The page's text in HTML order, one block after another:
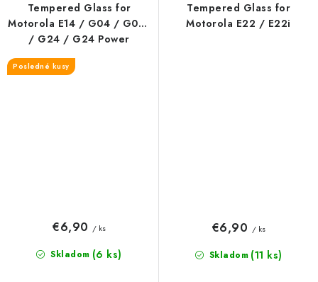
Tempered Glass for
Motorola E14 / G04 / G04s
/ G24 / G24 Power
Posledné kusy
Skladom (6 ks)
€6,90 / ks
Tempered Glass for
Motorola E22 / E22i
Skladom (11 ks)
€6,90 / ks